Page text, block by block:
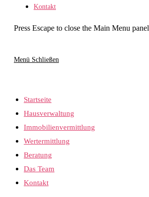
Kontakt
Press Escape to close the Main Menu panel
Menü Schließen
Startseite
Hausverwaltung
Immobilienvermittlung
Wertermittlung
Beratung
Das Team
Kontakt